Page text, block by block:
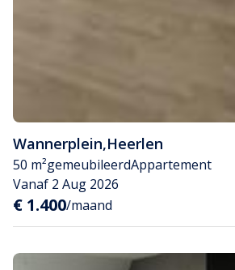
Wannerplein,Heerlen
50 m²gemeubileerdAppartement
Vanaf 2 Aug 2026
€ 1.400/maand